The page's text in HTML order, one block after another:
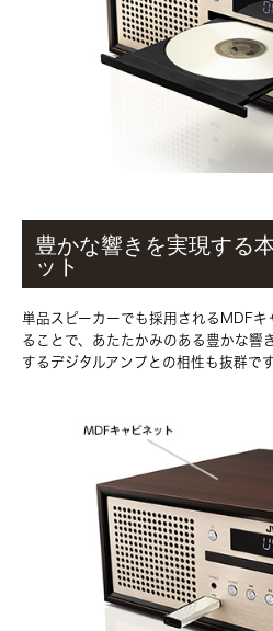
豊かな響きを実現する
ット
単品スピーカーでも採用されるMDF
ることで、あたたかみのある豊かな響
するデジタルアンプとの相性も抜群です